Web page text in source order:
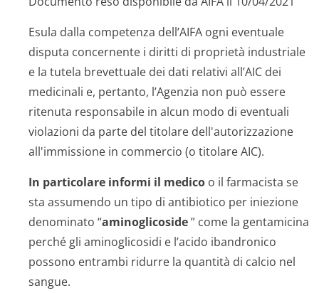
Esula dalla competenza dell’AIFA ogni eventuale
disputa concernente i diritti di proprietà industriale
e la tutela brevettuale dei dati relativi all’AIC dei
medicinali e, pertanto, l’Agenzia non può essere
ritenuta responsabile in alcun modo di eventuali
violazioni da parte del titolare dell'autorizzazione
all'immissione in commercio (o titolare AIC).
In particolare informi il medico o il farmacista se
sta assumendo un tipo di antibiotico per iniezione
denominato “aminoglicoside” come la gentamicina
perché gli aminoglicosidi e l’acido ibandronico
possono entrambi ridurre la quantità di calcio nel
sangue.